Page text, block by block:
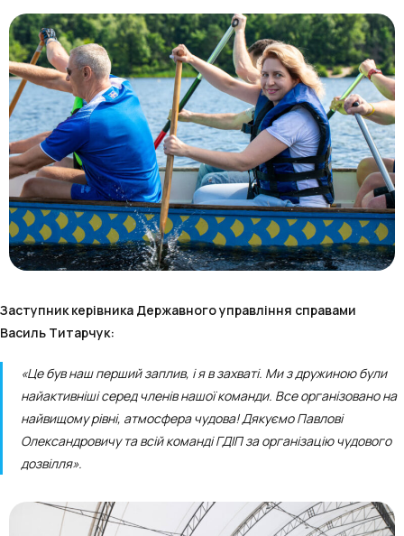
Заступник керівника Державного управління справами
Василь Титарчук:
«Це був наш перший заплив, і я в захваті. Ми з дружиною були
найактивніші серед членів нашої команди. Все організовано на
найвищому рівні, атмосфера чудова! Дякуємо Павлові
Олександровичу та всій команді ГДІП за організацію чудового
дозвілля».